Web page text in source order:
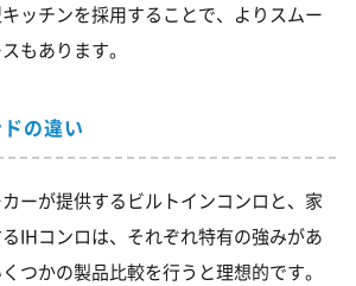
ッチンを採用することで、よりスムー
もあります。
の違い
ーが提供するビルトインコンロと、家
IHコンロは、それぞれ特有の強みがあ
つかの製品比較を行うと理想的です。